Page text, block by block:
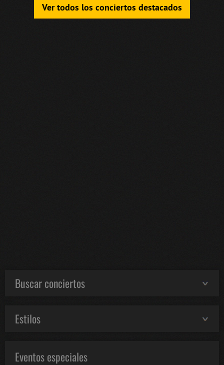
Ver todos los conciertos destacados
Buscar conciertos
Estilos
Eventos especiales